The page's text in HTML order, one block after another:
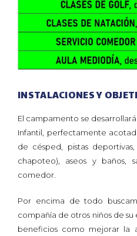
INSTALACIONES Y
El campamento se
Infantil, perfectamente
de césped, pistas
chapoteo), aseos y baños,
comedor.
Por encima de todo
compañía de otros niños de
beneficios como mejorar la